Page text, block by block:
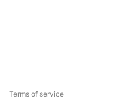
Terms of service